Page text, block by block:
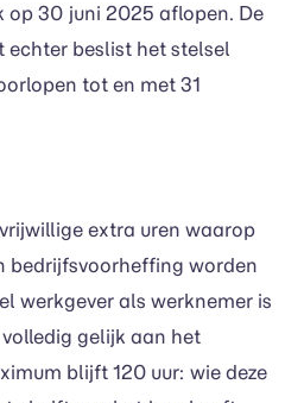
op 30 juni 2025 aflopen. De
echter beslist het stelsel
tot en met 31
extra uren waarop
bedrijfsvoorheffing worden
werkgever als werknemer is
gelijk aan het
blijft 120 uur: wie deze